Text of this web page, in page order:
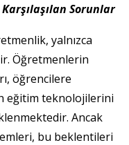
Sorunlar
yalnızca
Öğretmenlerin
öğrencilere
eğitim teknolojilerini
Ancak
bu beklentileri